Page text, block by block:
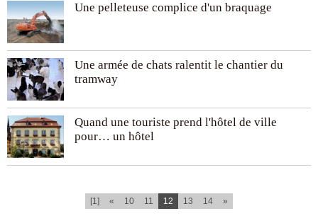
Une pelleteuse complice d'un braquage
Une armée de chats ralentit le chantier du
tramway
Quand une touriste prend l'hôtel de ville
pour… un hôtel
[1] « 10 11 12 (current)
13 14 »